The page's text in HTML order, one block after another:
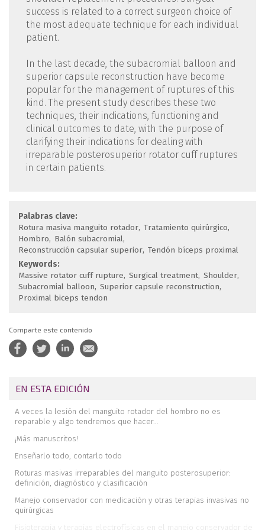
success is related to a correct surgeon choice of
the most adequate technique for each individual
patient.
In the last decade, the subacromial balloon and
superior capsule reconstruction have become
popular for the management of ruptures of this
kind. The present study describes these two
techniques, their indications, functioning and
clinical outcomes to date, with the purpose of
clarifying their indications for dealing with
irreparable posterosuperior rotator cuff ruptures
in certain patients.
Palabras clave:
Rotura masiva manguito rotador Tratamiento quirúrgico
Hombro
Balón subacromial
Reconstrucción capsular superior Tendón bíceps proximal
Keywords:
Massive rotator cuff rupture Surgical treatment Shoulder
Subacromial balloon Superior capsule reconstruction
Proximal biceps tendon
Comparte este contenido
EN ESTA EDICIÓN
A veces la lesión del manguito rotador del hombro no es
reparable y algo tendremos que hacer…
¡Más manuscritos!
Enseñarlo todo, contarlo todo
Roturas masivas irreparables del manguito posterosuperior:
definición, diagnóstico y clasificación
Manejo conservador con medicación y otras terapias invasivas no
quirúrgicas
Fisioterapia y terapias electrofísicas en el manejo conservador de